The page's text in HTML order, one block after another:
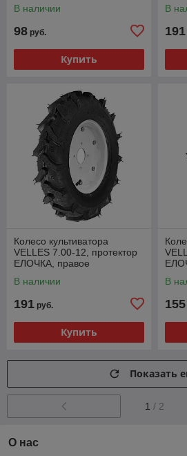
В наличии
98 руб.
Купить
В
191
Колесо культиватора
VELLES 7.00-12, протектор
ЕЛОЧКА, правое
В наличии
191 руб.
Купить
В
155
Показать
1 / 2
О нас